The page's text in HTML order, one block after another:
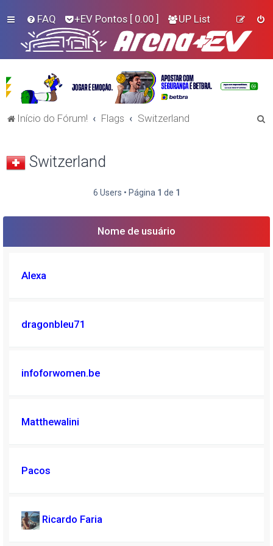
FAQ +EV Pontos [ 0.00 ] UP List
Início do Fórum! Flags Switzerland
s
Switzerland
6 Users • Página 1 de 1
Nome de usuário
Alexa
dragonbleu71
infoforwomen.be
Matthewalini
Pacos
Ricardo Faria